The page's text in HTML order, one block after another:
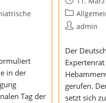
in der
Tag der
Beitrags-
Kategorie:
Beitrags-
admin
Der
gerufen.
setzt sich